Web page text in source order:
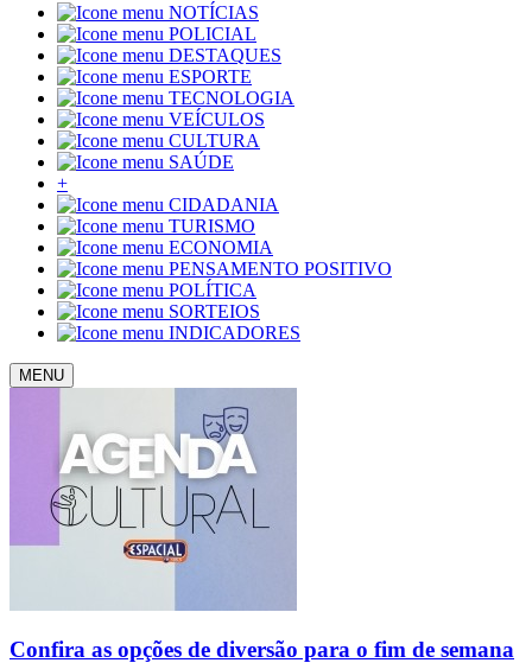
NOTÍCIAS
POLICIAL
DESTAQUES
ESPORTE
TECNOLOGIA
VEÍCULOS
CULTURA
SAÚDE
+
CIDADANIA
TURISMO
ECONOMIA
PENSAMENTO POSITIVO
POLÍTICA
SORTEIOS
INDICADORES
MENU
Confira as opções de diversão para o fim de semana